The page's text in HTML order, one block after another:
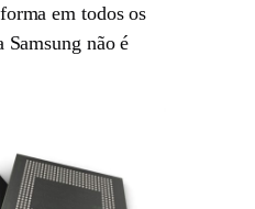
em todos os
não é